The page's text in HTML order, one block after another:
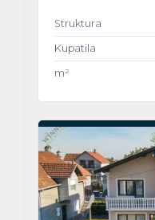
Struktura
Kupatila
m²